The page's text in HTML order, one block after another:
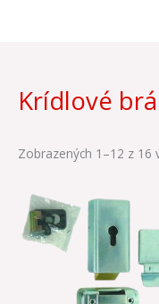
Krídlové
Zobrazených 1–12 z 16